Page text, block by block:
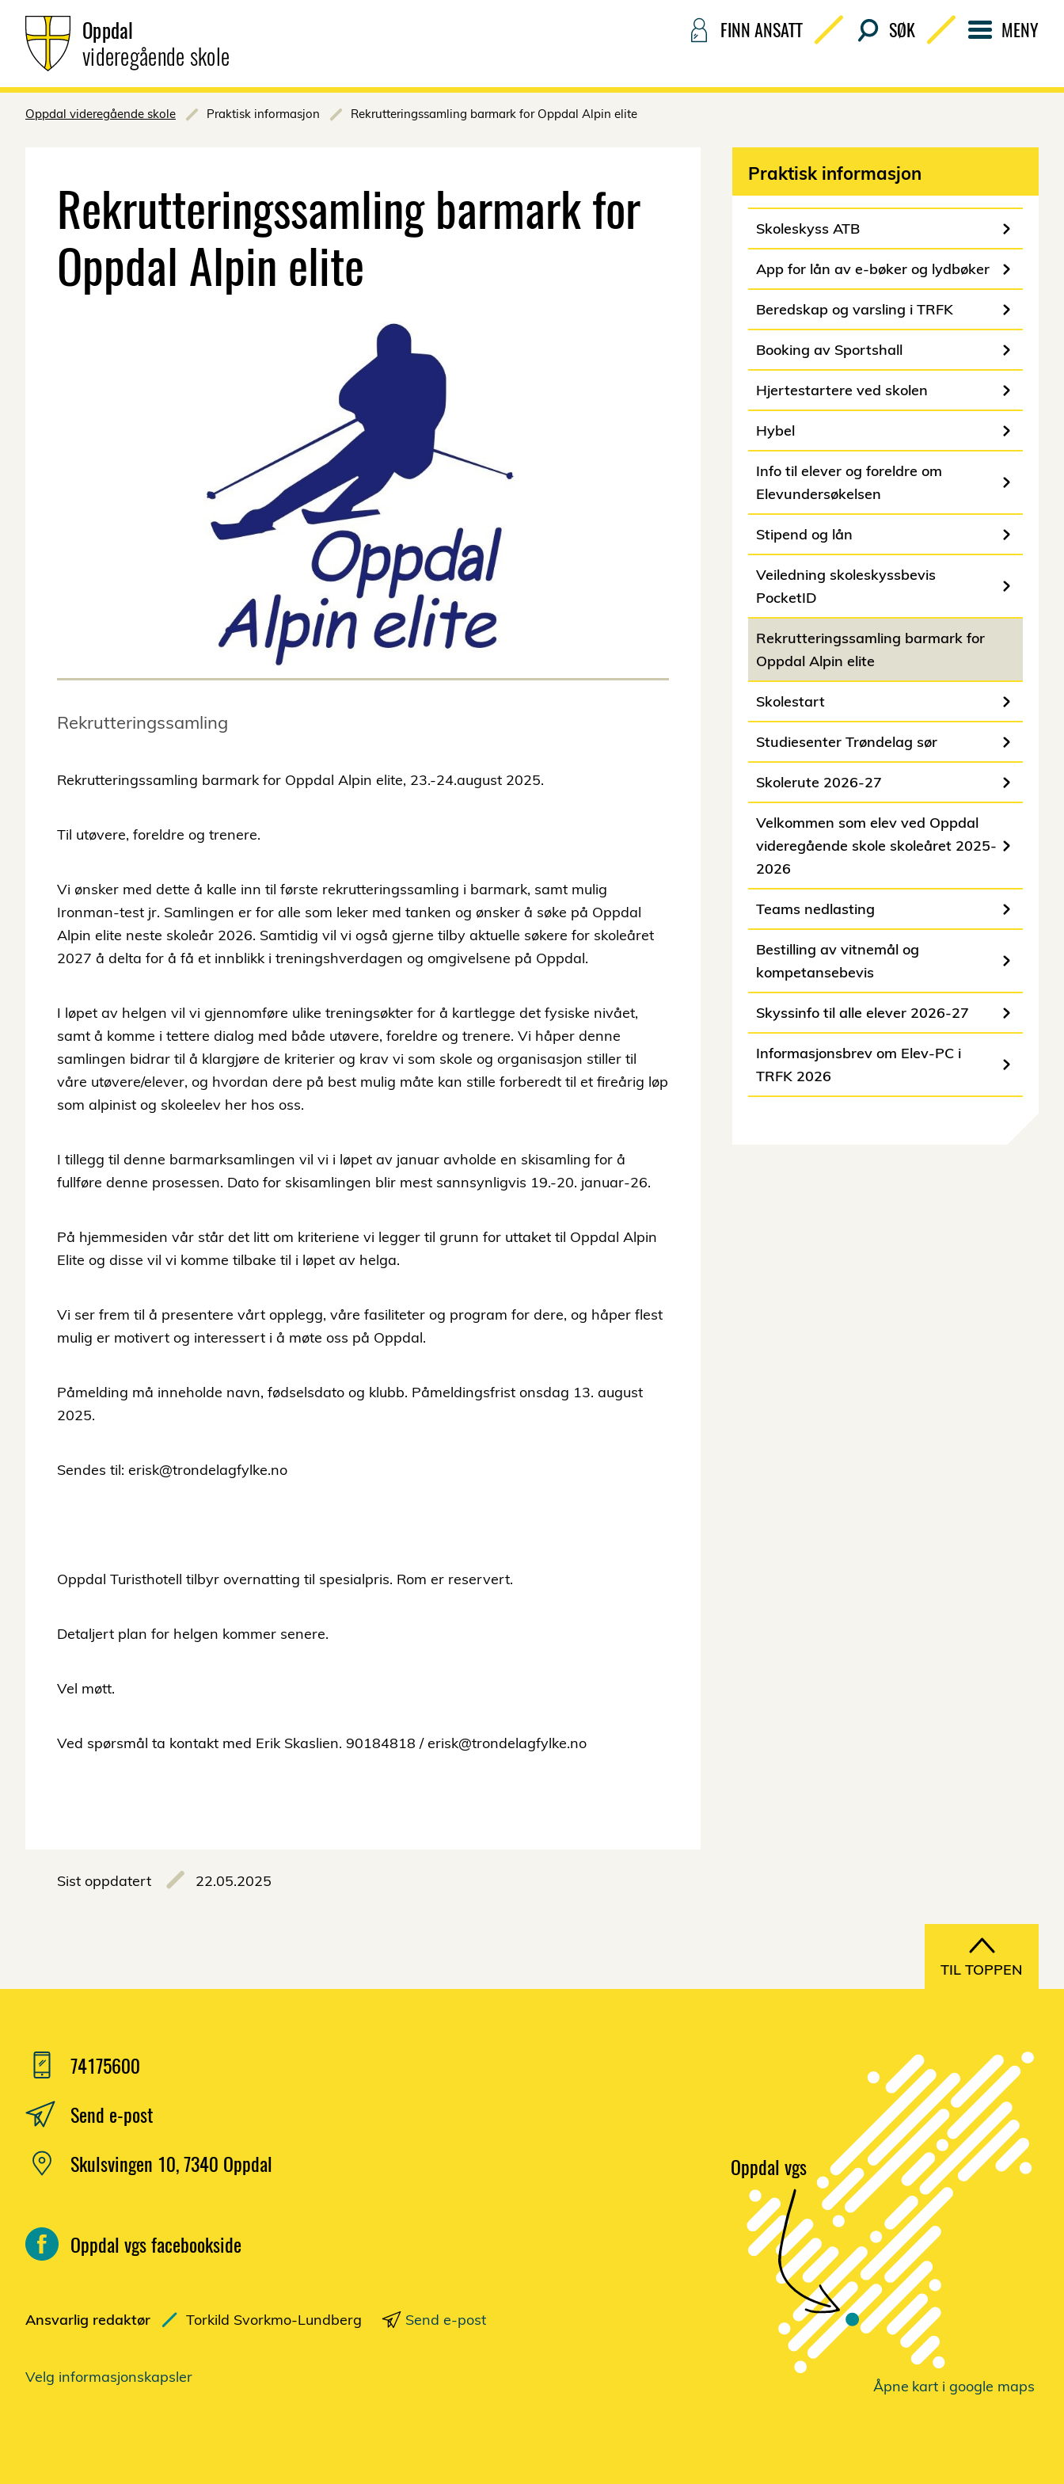
Oppdal
videregående skole
FINN ANSATT SØK MENY
Oppdal videregående skole Praktisk informasjon Rekrutteringssamling barmark for Oppdal Alpin elite
Rekrutteringssamling barmark for
Oppdal Alpin elite
Rekrutteringssamling
Rekrutteringssamling barmark for Oppdal Alpin elite, 23.-24.august 2025.
Til utøvere, foreldre og trenere.
Vi ønsker med dette å kalle inn til første rekrutteringssamling i barmark, samt mulig
Ironman-test jr. Samlingen er for alle som leker med tanken og ønsker å søke på Oppdal
Alpin elite neste skoleår 2026. Samtidig vil vi også gjerne tilby aktuelle søkere for skoleåret
2027 å delta for å få et innblikk i treningshverdagen og omgivelsene på Oppdal.
I løpet av helgen vil vi gjennomføre ulike treningsøkter for å kartlegge det fysiske nivået,
samt å komme i tettere dialog med både utøvere, foreldre og trenere. Vi håper denne
samlingen bidrar til å klargjøre de kriterier og krav vi som skole og organisasjon stiller til
våre utøvere/elever, og hvordan dere på best mulig måte kan stille forberedt til et fireårig løp
som alpinist og skoleelev her hos oss.
I tillegg til denne barmarksamlingen vil vi i løpet av januar avholde en skisamling for å
fullføre denne prosessen. Dato for skisamlingen blir mest sannsynligvis 19.-20. januar-26.
På hjemmesiden vår står det litt om kriteriene vi legger til grunn for uttaket til Oppdal Alpin
Elite og disse vil vi komme tilbake til i løpet av helga.
Vi ser frem til å presentere vårt opplegg, våre fasiliteter og program for dere, og håper flest
mulig er motivert og interessert i å møte oss på Oppdal.
Påmelding må inneholde navn, fødselsdato og klubb. Påmeldingsfrist onsdag 13. august
2025.
Sendes til: erisk@trondelagfylke.no
Oppdal Turisthotell tilbyr overnatting til spesialpris. Rom er reservert.
Detaljert plan for helgen kommer senere.
Vel møtt.
Ved spørsmål ta kontakt med Erik Skaslien. 90184818 / erisk@trondelagfylke.no
Praktisk informasjon
Skoleskyss ATB
App for lån av e-bøker og lydbøker
Beredskap og varsling i TRFK
Booking av Sportshall
Hjertestartere ved skolen
Hybel
Info til elever og foreldre om
Elevundersøkelsen
Stipend og lån
Veiledning skoleskyssbevis
PocketID
Rekrutteringssamling barmark for
Oppdal Alpin elite
Skolestart
Studiesenter Trøndelag sør
Skolerute 2026-27
Velkommen som elev ved Oppdal
videregående skole skoleåret 2025-
2026
Teams nedlasting
Bestilling av vitnemål og
kompetansebevis
Skyssinfo til alle elever 2026-27
Informasjonsbrev om Elev-PC i
TRFK 2026
Sist oppdatert 22.05.2025
TIL TOPPEN
74175600
Send e-post
Skulsvingen 10, 7340 Oppdal
Oppdal vgs facebookside
Ansvarlig redaktør Torkild Svorkmo-Lundberg Send e-post
Velg informasjonskapsler
Åpne kart i google maps
Oppdal vgs